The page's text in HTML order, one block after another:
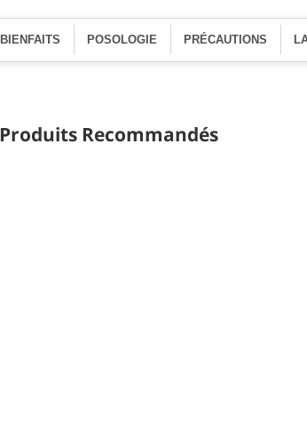
BIENFAITS POSOLOGIE PRÉCAUTIONS
Produits Recommandés